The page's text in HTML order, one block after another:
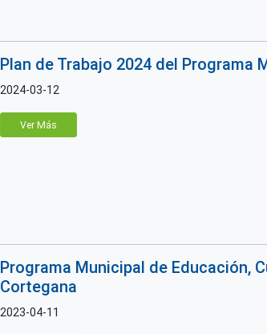
Plan de Trabajo 2024 del Programa
2024-03-12
Ver Más
Programa Municipal de Educación,
Cortegana
2023-04-11